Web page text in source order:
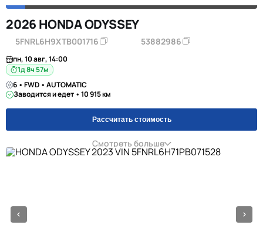
2026 HONDA ODYSSEY
5FNRL6H9XTB001716 53882986
пн, 10 авг, 14:00
1д 8ч 57м
6 • FWD • AUTOMATIC
Заводится и едет • 10 915 км
Рассчитать стоимость
Смотреть больше